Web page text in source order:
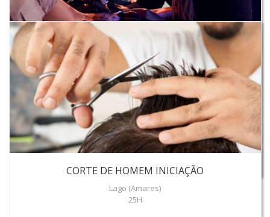
CURSO DE TATUAGEM - Nível I
Lago (Amares)
24H
CORTE DE HOMEM INICIAÇÃO
Lago (Amares)
25H